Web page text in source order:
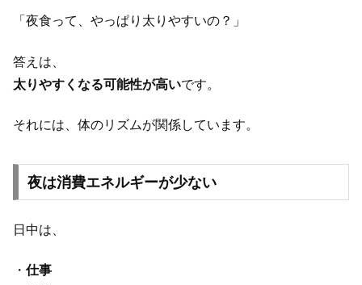
「夜食って、やっぱり太りやすいの？」
答えは、
太りやすくなる可能性が高いです。
それには、体のリズムが関係しています。
夜は消費エネルギーが少ない
日中は、
・ 仕事